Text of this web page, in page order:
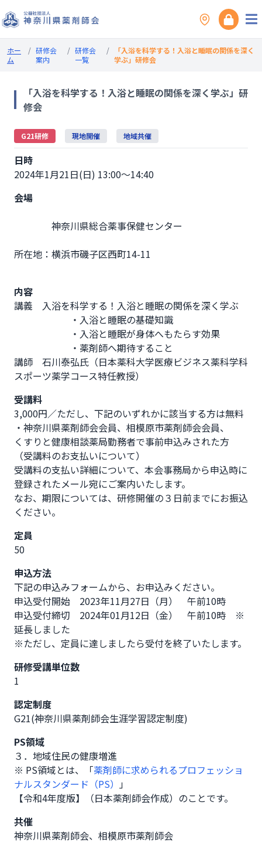
ホー
ム
/ 研修会
案内
/ 研修会
一覧
/
「入浴を科学する！入浴と睡眠の関係を深く
学ぶ」研修会
「入浴を科学する！入浴と睡眠の関係を深く学ぶ」研
修会
G21研修 現地開催 地域共催
日時
2024年1月21日(日) 13:00～14:40
会場
所在地：横浜市磯子区西町14-11
内容
講義　入浴を科学する！入浴と睡眠の関係を深く学ぶ
・入浴と睡眠の基礎知識
・入浴と睡眠が身体へもたらす効果
・薬剤師へ期待すること
講師　石川泰弘氏（日本薬科大学医療ビジネス薬科学科
スポーツ薬学コース特任教授）
受講料
3,000円／ただし、下記のいずれかに該当する方は無料
・神奈川県薬剤師会会員、相模原市薬剤師会会員、
くすりと健康相談薬局勤務者で事前申込みされた方
（受講料のお支払いについて）
受講料の支払い詳細について、本会事務局から申込時に
登録されたメール宛にご案内いたします。
なお、期限については、研修開催の３日前までにお振込
ください。
定員
50
申込方法
下記の申込みフォームから、お申込みください。
申込受付開始　2023年11月27日（月）　午前10時
申込受付締切　2024年01月12日（金）　午前10時　※
延長しました
※ただし、定員に達しましたら受付を終了いたします。
研修受講単位数
1
認定制度
G21(神奈川県薬剤師会生涯学習認定制度)
PS領域
３．地域住民の健康増進
※ PS領域とは、「薬剤師に求められるプロフェッショ
ナルスタンダード（PS） 」
【令和4年度版】（日本薬剤師会作成）のことです。
共催
神奈川県薬剤師会、相模原市薬剤師会